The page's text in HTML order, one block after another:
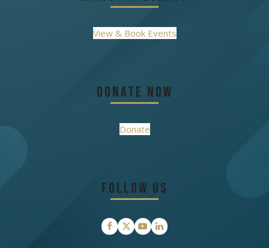
View & Book Events
Donate Now
Donate
Follow Us
Facebook
TwitterYouTubeLinkedIn